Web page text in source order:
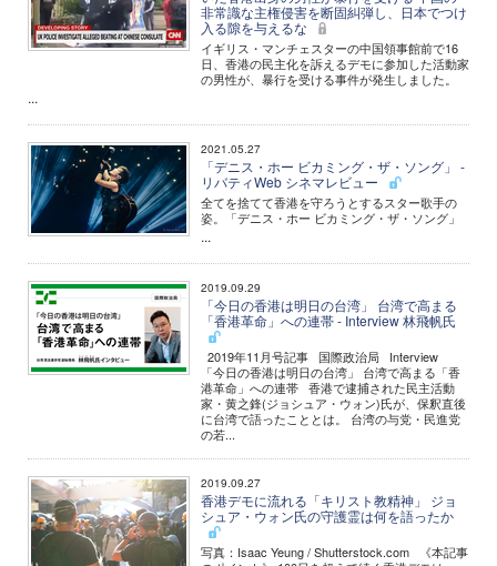
非常識な主権侵害を断固糾弾し、日本でつけ
入る隙を与えるな
イギリス・マンチェスターの中国領事館前で16
日、香港の民主化を訴えるデモに参加した活動家
の男性が、暴行を受ける事件が発生しました。
...
2021.05.27
「デニス・ホー ビカミング・ザ・ソング」 -
リバティWeb シネマレビュー
全てを捨てて香港を守ろうとするスター歌手の
姿。「デニス・ホー ビカミング・ザ・ソング」
...
2019.09.29
「今日の香港は明日の台湾」 台湾で高まる
「香港革命」への連帯 - Interview 林飛帆氏
2019年11月号記事 国際政治局 Interview
「今日の香港は明日の台湾」 台湾で高まる「香
港革命」への連帯 香港で逮捕された民主活動
家・黄之鋒(ジョシュア・ウォン)氏が、保釈直後
に台湾で語ったこととは。 台湾の与党・民進党
の若...
2019.09.27
香港デモに流れる「キリスト教精神」 ジョ
シュア・ウォン氏の守護霊は何を語ったか
写真：Isaac Yeung / Shutterstock.com 《本記事